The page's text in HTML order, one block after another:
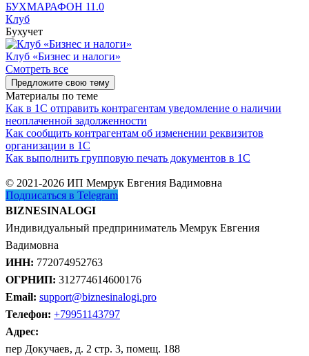
БУХМАРАФОН 11.0
Клуб
Бухучет
Клуб «Бизнес и налоги»
Смотреть все
Предложите свою тему
Материалы по теме
Как в 1С отправить контрагентам уведомление о наличии
неоплаченной задолженности
Как сообщить контрагентам об изменении реквизитов
организации в 1C
Как выполнить групповую печать документов в 1C
© 2021-2026 ИП Мемрук Евгения Вадимовна
Подписаться в Telegram
BIZNESINALOGI
Индивидуальный предприниматель Мемрук Евгения
Вадимовна
ИНН: 772074952763
ОГРНИП: 312774614600176
Email: support@biznesinalogi.pro
Телефон: +79951143797
Адрес:
пер Докучаев, д. 2 стр. 3, помещ. 188